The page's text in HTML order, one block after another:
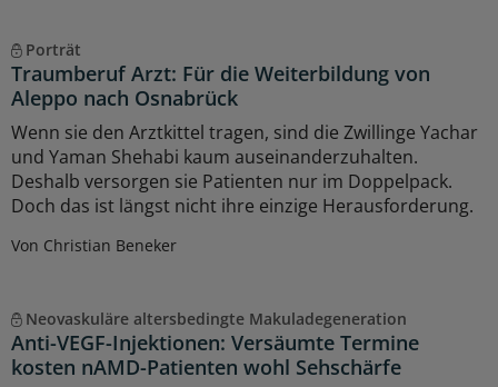
Porträt
Traumberuf Arzt: Für die Weiterbildung von
Aleppo nach Osnabrück
Wenn sie den Arztkittel tragen, sind die Zwillinge Yachar
und Yaman Shehabi kaum auseinanderzuhalten.
Deshalb versorgen sie Patienten nur im Doppelpack.
Doch das ist längst nicht ihre einzige Herausforderung.
Von Christian Beneker
Neovaskuläre altersbedingte Makuladegeneration
Anti-VEGF-Injektionen: Versäumte Termine
kosten nAMD-Patienten wohl Sehschärfe